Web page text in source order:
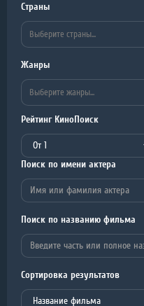
Страны
Жанры
Рейтинг КиноПоиск
Поиск по имени актера
Поиск по названию фильма
Сортировка результатов